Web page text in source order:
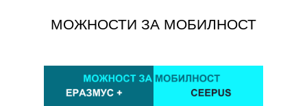
МОЖНОСТИ ЗА МОБИЛНОСТ